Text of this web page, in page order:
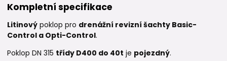
Kompletní specifikace
Litinový poklop pro drenážní revizní šachty Basic-
Control a Opti-Control.
Poklop DN 315 třídy D400 do 40t je pojezdný.